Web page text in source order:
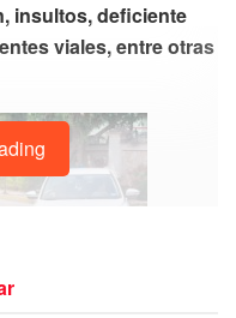
insultos, deficiente
viales, entre otras